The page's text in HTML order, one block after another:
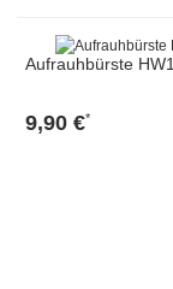
Aufrauhbürste
9,90 €*